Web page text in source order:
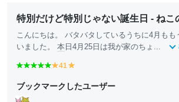
特別だけど特別じゃない誕生日 - ねこ
こんにちは。 バタバタしているうちに4月もも
いました。 本 日4月25日は我が家のちょ...
g
e
e
g
e
e
g
e
g
e
g
e
y
ll
41
ll
ブックマークしたユーザー